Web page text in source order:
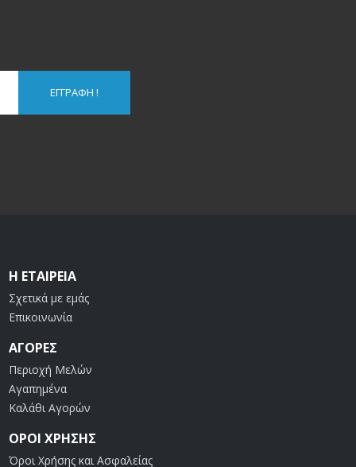
ΕΓΓΡΑΦΉ !
Η ΕΤΑΙΡΕΊΑ
Σχετικά με εμάς
Επικοινωνία
ΑΓΟΡΈΣ
Περιοχή Μελών
Αγαπημένα
Καλάθι Αγορών
ΟΡΟΙ ΧΡΗΣΗΣ
Όροι Χρήσης και Ασφαλείας